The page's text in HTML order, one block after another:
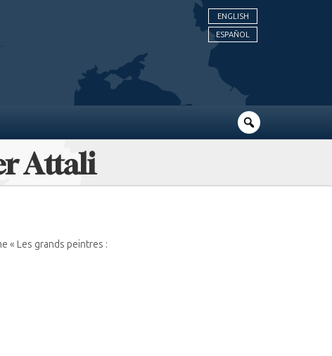
ENGLISH
ESPAÑOL
Attali
« Les grands peintres :